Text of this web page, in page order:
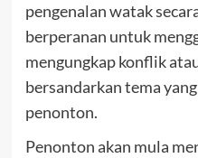
pengenalan watak
berperanan untuk
mengungkap konflik
bersandarkan tema
penonton.
Penonton akan mula